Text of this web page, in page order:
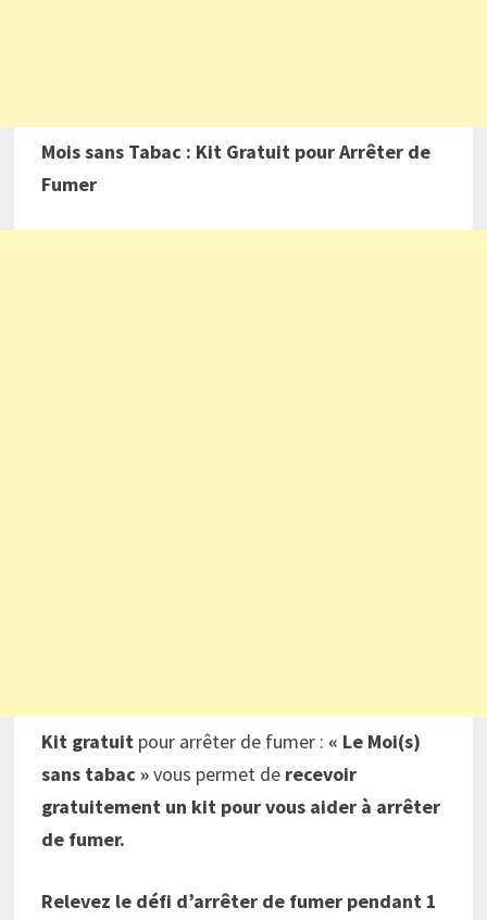
Mois sans Tabac : Kit Gratuit pour Arrêter de
Fumer
Kit gratuitpour arrêter de fumer : « Le Moi(s)
sans tabac »vous permet de recevoir
gratuitement un kit pour vous aider à arrêter
de fumer.
Relevez le défi d’arrêter de fumer pendant 1